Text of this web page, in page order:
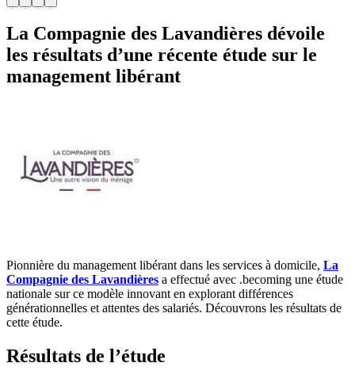
La Compagnie des Lavandières dévoile
les résultats d’une récente étude sur le
management libérant
Pionnière du management libérant dans les services à domicile, La
Compagnie des Lavandières a effectué avec .becoming une étude
nationale sur ce modèle innovant en explorant différences
générationnelles et attentes des salariés. Découvrons les résultats de
cette étude.
Résultats de l’étude